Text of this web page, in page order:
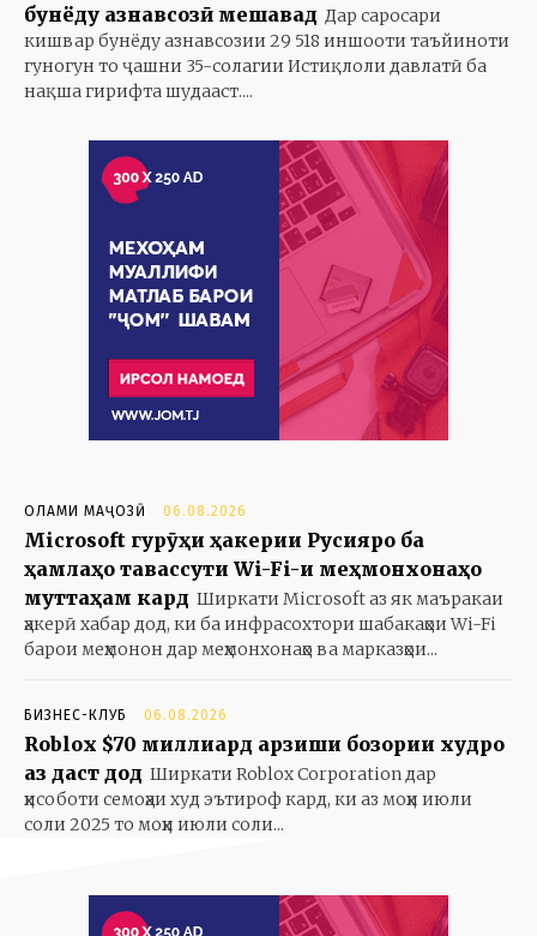
бунёду азнавсозӣ мешавад Дар саросари
кишвар бунёду азнавсозии 29 518 иншооти таъйиноти
гуногун то ҷашни 35-солагии Истиқлоли давлатӣ ба
нақша гирифта шудааст....
ОЛАМИ МАҶОЗӢ 06.08.2026
Microsoft гурӯҳи ҳакерии Русияро ба
ҳамлаҳо тавассути Wi-Fi-и меҳмонхонаҳо
муттаҳам кард Ширкати Microsoft аз як маъракаи
ҳакерӣ хабар дод, ки ба инфрасохтори шабакаҳои Wi-Fi
барои меҳмонон дар меҳмонхонаҳо ва марказҳои...
БИЗНЕС-КЛУБ 06.08.2026
Roblox $70 миллиард арзиши бозории худро
аз даст дод Ширкати Roblox Corporation дар
ҳисоботи семоҳаи худ эътироф кард, ки аз моҳи июли
соли 2025 то моҳи июли соли...